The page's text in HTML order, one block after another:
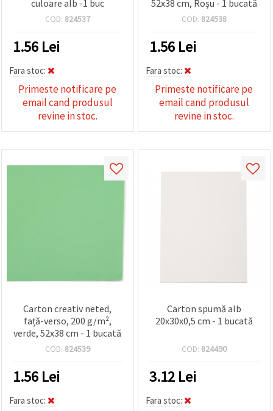
culoare alb -1 buc
COD: 824537
1.56 Lei
Fara stoc:
Primeste notificare pe
email cand produsul
revine in stoc.
52x38 cm, Roșu - 1 bucată
COD: 824538
1.56 Lei
Fara stoc:
Primeste notificare pe
email cand produsul
revine in stoc.
Carton creativ neted,
față-verso, 200 g/m²,
verde, 52x38 cm - 1 bucată
COD: 824539
1.56 Lei
Fara stoc:
Carton spumă alb
20x30x0,5 cm - 1 bucată
COD: 824490
3.12 Lei
Fara stoc: